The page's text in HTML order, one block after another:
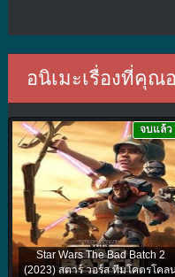
อนิเมะเรื่องที่คุณ
Star Wars The Bad Batch 2
(2023) สตาร์ วอร์ส ทีมโคตรโคล
จบแล้ว